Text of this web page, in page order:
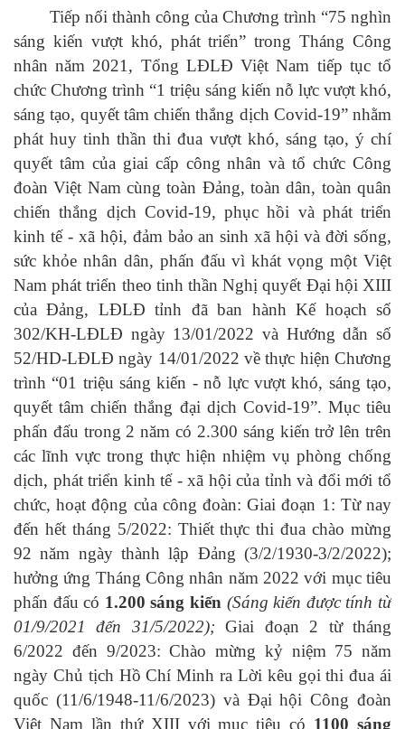
Tiếp nối thành công của Chương trình “75 nghìn
sáng kiến vượt khó, phát triển” trong Tháng Công
nhân năm 2021, Tổng LĐLĐ Việt Nam tiếp tục tổ
chức Chương trình “1 triệu sáng kiến nỗ lực vượt khó,
sáng tạo, quyết tâm chiến thắng dịch Covid-19” nhằm
phát huy tinh thần thi đua vượt khó, sáng tạo, ý chí
quyết tâm của giai cấp công nhân và tổ chức Công
đoàn Việt Nam cùng toàn Đảng, toàn dân, toàn quân
chiến thắng dịch Covid-19, phục hồi và phát triển
kinh tế - xã hội, đảm bảo an sinh xã hội và đời sống,
sức khỏe nhân dân, phấn đấu vì khát vọng một Việt
Nam phát triển theo tinh thần Nghị quyết Đại hội XIII
của Đảng, LĐLĐ tỉnh đã ban hành Kế hoạch số
302/KH-LĐLĐ ngày 13/01/2022 và Hướng dẫn số
52/HD-LĐLĐ ngày 14/01/2022 về thực hiện Chương
trình “01 triệu sáng kiến - nỗ lực vượt khó, sáng tạo,
quyết tâm chiến thắng đại dịch Covid-19”. Mục tiêu
phấn đấu trong 2 năm có 2.300 sáng kiến trở lên trên
các lĩnh vực trong thực hiện nhiệm vụ phòng chống
dịch, phát triển kinh tế - xã hội của tỉnh và đổi mới tổ
chức, hoạt động của công đoàn:Giai đoạn 1: Từ nay
đến hết tháng 5/2022: Thiết thực thi đua chào mừng
92 năm ngày thành lập Đảng (3/2/1930-3/2/2022);
hưởng ứng Tháng Công nhân năm 2022 với mục tiêu
phấn đấu có 1.200 sáng kiến (Sáng kiến được tính từ
01/9/2021 đến 31/5/2022);Giai đoạn 2 từ tháng
6/2022 đến 9/2023: Chào mừng kỷ niệm 75 năm
ngày Chủ tịch Hồ Chí Minh ra Lời kêu gọi thi đua ái
quốc (11/6/1948-11/6/2023) và Đại hội Công đoàn
Việt Nam lần thứ XIII với mục tiêu có 1100 sáng